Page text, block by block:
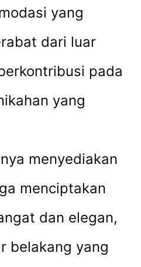
yang
dari luar
pada
yang
menyediakan
menciptakan
dan elegan,
belakang yang